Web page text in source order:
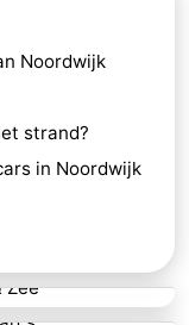
Noordwijk
strand?
in Noordwijk